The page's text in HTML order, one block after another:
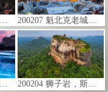
200207 魁北克老城区的景色，加拿大 (© RENAULT Philippe/age fotostock)
200204 狮子岩，斯里兰卡中央省 (© Jeremy Woodhouse/Getty Images)